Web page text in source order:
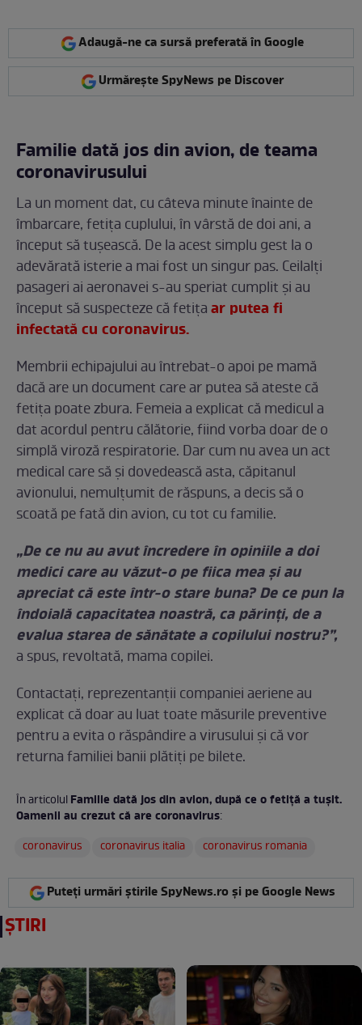
Adaugă-ne ca sursă preferată în Google
Urmărește SpyNews pe Discover
Familie dată jos din avion, de teama
coronavirusului
La un moment dat, cu câteva minute înainte de
îmbarcare, fetița cuplului, în vârstă de doi ani, a
început să tușească. De la acest simplu gest la o
adevărată isterie a mai fost un singur pas. Ceilalți
pasageri ai aeronavei s-au speriat cumplit și au
început să suspecteze că fetițaar putea fi
infectată cu coronavirus.
Membrii echipajului au întrebat-o apoi pe mamă
dacă are un document care ar putea să ateste că
fetița poate zbura. Femeia a explicat că medicul a
dat acordul pentru călătorie, fiind vorba doar de o
simplă viroză respiratorie. Dar cum nu avea un act
medical care să și dovedească asta, căpitanul
avionului, nemulțumit de răspuns, a decis să o
scoată pe fată din avion, cu tot cu familie.
„De ce nu au avut încredere în opiniile a doi
medici care au văzut-o pe fiica mea și au
apreciat că este într-o stare buna? De ce pun la
îndoială capacitatea noastră, ca părinți, de a
evalua starea de sănătate a copilului nostru?”,
a spus, revoltată, mama copilei.
Contactați, reprezentanții companiei aeriene au
explicat că doar au luat toate măsurile preventive
pentru a evita o răspândire a virusului și că vor
returna familiei banii plătiți pe bilete.
În articolulFamilie dată jos din avion, după ce o fetiță a tușit.
Oamenii au crezut că are coronavirus:
coronavirus
coronavirus italia coronavirus romania
Puteți urmări știrile SpyNews.ro și pe Google News
ȘTIRI